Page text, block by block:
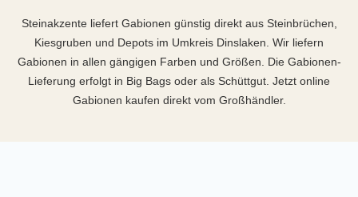
Steinakzente liefert Gabionen günstig direkt aus Steinbrüchen,
Kiesgruben und Depots im Umkreis Dinslaken. Wir liefern
Gabionen in allen gängigen Farben und Größen. Die Gabionen-
Lieferung erfolgt in Big Bags oder als Schüttgut. Jetzt online
Gabionen kaufen direkt vom Großhändler.